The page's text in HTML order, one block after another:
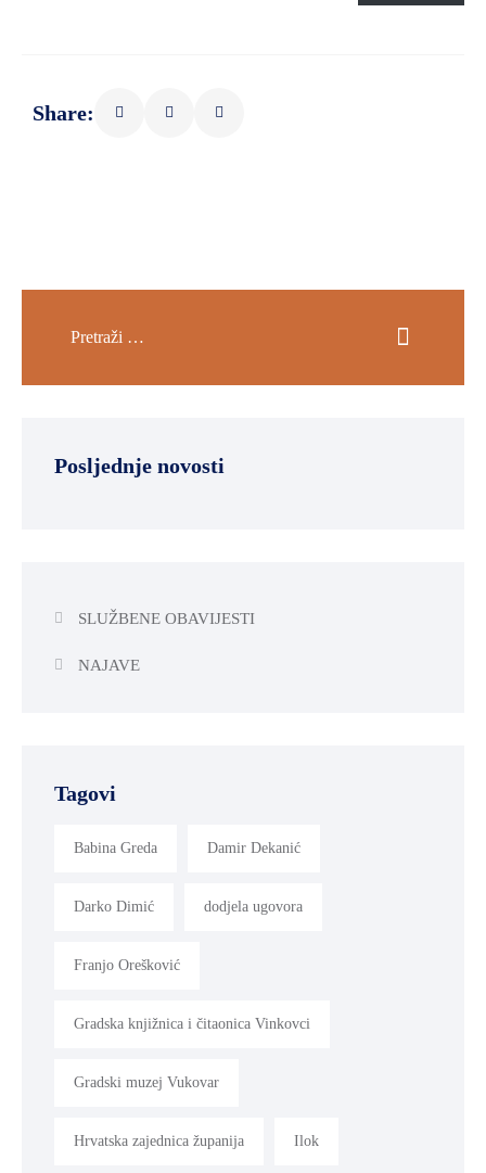
Share:
Posljednje novosti
SLUŽBENE OBAVIJESTI
NAJAVE
Tagovi
Babina Greda Damir Dekanić
Darko Dimić dodjela ugovora
Franjo Orešković
Gradska knjižnica i čitaonica Vinkovci
Gradski muzej Vukovar
Hrvatska zajednica županija Ilok